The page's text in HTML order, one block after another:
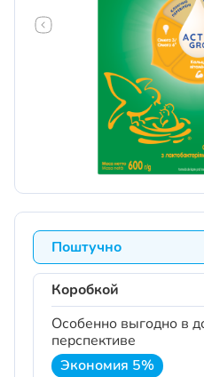
Поштучно
Коробкой
Особенно выгодно в
перспективе
Экономия 5%